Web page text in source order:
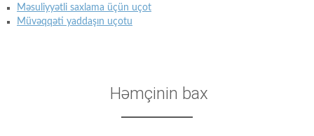
Məsuliyyətli saxlama üçün uçot
Müvəqqəti yaddaşın uçotu
Həmçinin bax